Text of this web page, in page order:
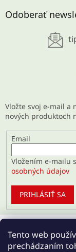
Tento web
prechádzaním
SCHUDNITE
Odoberať
Vložte svoj e-mail a
nových produktoch
Email
Vložením e-mailu
osobných údajov
PRIHLÁSIŤ SA